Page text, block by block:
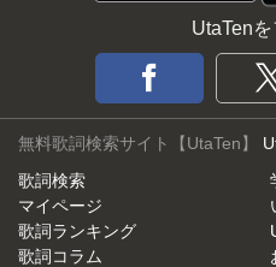
UtaTen
無料歌詞検索サイト【UtaTen】
歌詞検索
マイページ
歌詞ランキング
歌詞コラム